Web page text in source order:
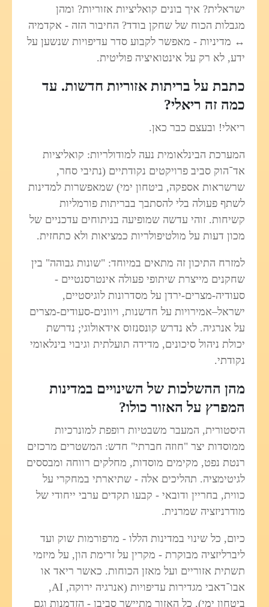
ישראלית? איך בונים קואליציות אזוריות? ומהן
מגבלות הכוח של שחקן בודד? החיבור הזה - אקדמיה
↔ מדיניות - מאפשר לקבוע סדר עדיפויות שנשען על
ידע, לא רק על אינטואיציה פוליטית.
כתבת על בריתות אזוריות חדשות. עד
כמה זה ריאלי?
ריאלי! ובעצם כבר כאן.
המערכת הבינלאומית נעה למודולריות: קואליציות
אד־הוק סביב פרויקטים נקודתיים (נתיבי סחר,
שרשראות אספקה, ביטחון ימי) שמאפשרות למדינות
לשתף פעולה בלי להסתבך בבריתות פורמליות
קשיחות. זוהי עדשה שמופיעה בניתוחים עדכניים של
מכון דעות על מולטיפולריות כמציאות ולא כתחזית.
למזרח התיכון זה מתאים במיוחד: "שונות גבוהה" בין
שחקנים מייצרת שיתופי פעולה אינטרסנטיים -
סעודיה-מצרים-ירדן על מסדרונות לוגיסטיים,
ישראל–אמירויות על חדשנות, ויוונים-סעודים-מצרים
על אנרגיה. לא נדרש קונסנזוס אידאולוגי; נדרשת
יכולת ניהול סיכונים, מדידה תועלתית וגיבוי בינלאומי
נקודתי.
מהן ההשלכות של השינויים במדינות
המפרץ על האזור כולו?
היסטורית, המעבר משבטיות רופפת למונרכיות
ממוסדות יצר "חוזה חברתי" חדש: המשטרים מרכזים
רנטת נפט, מקימים מוסדות, מחלקים רווחה ומבססים
לגיטימציה. תהליכים אלה - שתיארתי במחקרי על
כווית, בחריין ודובאי - קבעו תקדים ערבי ייחודי של
מודרניזציה שמרנית.
כיום, כל שינוי במדינות הללו - מרפורמות שוק ועד
ליברליזציה מבוקרת - מקרין על זרימת הון, על מיזמי
תשתית אזוריים ועל מאזן הכוחות. כאשר ריאד או
אבו־דאבי מגדירות עדיפויות (אנרגיה ירוקה, AI,
ביטחון ימי), כל האזור מתיישר סביבן - הזדמנות וגם